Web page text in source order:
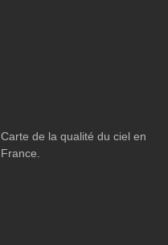
Carte de la qualité du ciel en
France.